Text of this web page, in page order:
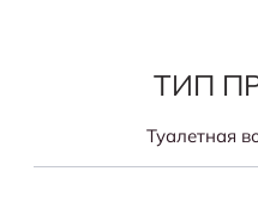
ТИП
Туалетная